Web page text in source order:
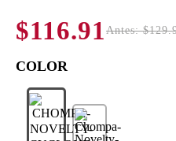
$116.91 Antes: